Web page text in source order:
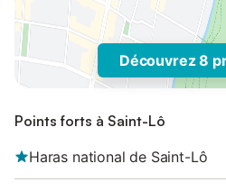
Découvrez 8
Points forts à Saint-Lô
Haras national de Saint-Lô